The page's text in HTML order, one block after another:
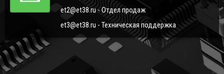
et2@et38.ru - Отдел продаж
et3@et38.ru - Техническая поддержка